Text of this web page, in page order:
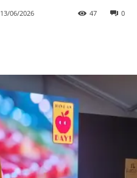
13/06/2026 0
47